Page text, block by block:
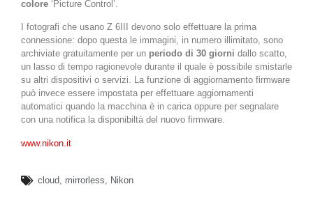
colore ‘Picture Control’.
I fotografi che usano Z 6III devono solo effettuare la prima
connessione: dopo questa le immagini, in numero illimitato, sono
archiviate gratuitamente per un periodo di 30 giorni dallo scatto,
un lasso di tempo ragionevole durante il quale è possibile smistarle
su altri dispositivi o servizi. La funzione di aggiornamento firmware
può invece essere impostata per effettuare aggiornamenti
automatici quando la macchina è in carica oppure per segnalare
con una notifica la disponibiltà del nuovo firmware.
www.nikon.it
cloud, mirrorless, Nikon